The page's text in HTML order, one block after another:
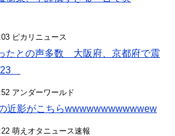
ピカリニュース
たとの声多数 大阪府、京都府で震
23
アンダーワールド
近影がこちらwwwwwwwwwwwew
萌えオタニュース速報